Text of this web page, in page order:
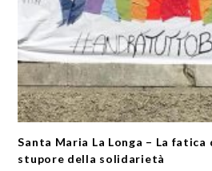
Santa Maria La Longa – La
stupore della solidarietà